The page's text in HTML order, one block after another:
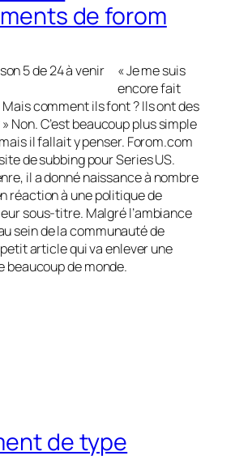
de forom
« Je me suis
encore fait
comment ils font ? Ils ont des
Non. C’est beaucoup plus simple
il fallait y penser. Forom.com
de subbing pour Series US.
il a donné naissance à nombre
réaction à une politique de
sous-titre. Malgré l’ambiance
sein de la communauté de
article qui va enlever une
beaucoup de monde.
de type